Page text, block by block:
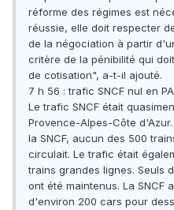
réforme des régimes est
réussie, elle doit respecter
de la négociation à partir
critère de la pénibilité qui
de cotisation", a-t-il ajouté.
7 h 56 : trafic SNCF nul en
Le trafic SNCF était
Provence-Alpes-Côte
la SNCF, aucun des 500
circulait. Le trafic était
trains grandes lignes. Seuls
ont été maintenus. La SNCF
d'environ 200 cars pour